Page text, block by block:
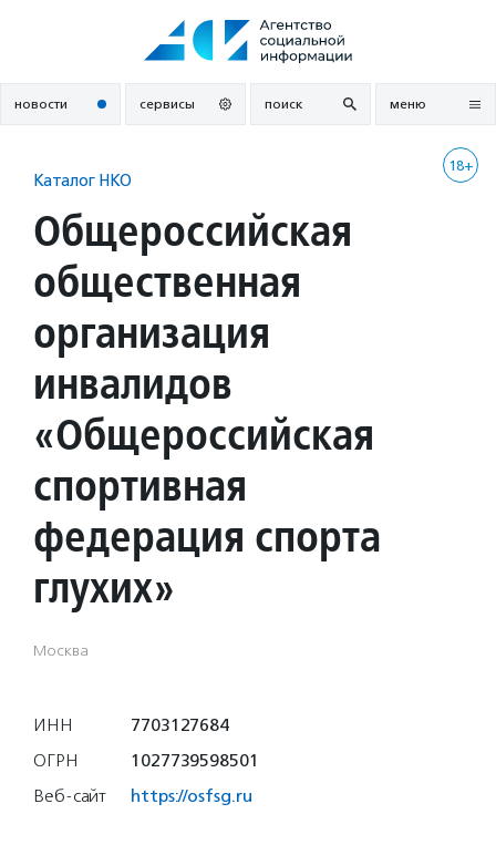
новости сервисы поиск меню
18+
Каталог НКО
Общероссийская
общественная
организация
инвалидов
«Общероссийская
спортивная
федерация спорта
глухих»
Москва
ИНН
7703127684
ОГРН
1027739598501
Веб-сайт
https://osfsg.ru